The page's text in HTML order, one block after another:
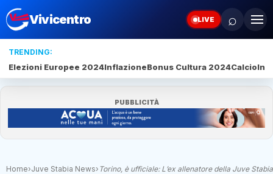
Vivicentro LIVE ⌕
TRENDING:
Elezioni Europee 2024InflazioneBonus Cultura 2024Calcio
PUBBLICITÀ
Home›Juve Stabia News› Torino, è ufficiale: L’ex allenatore della Juve